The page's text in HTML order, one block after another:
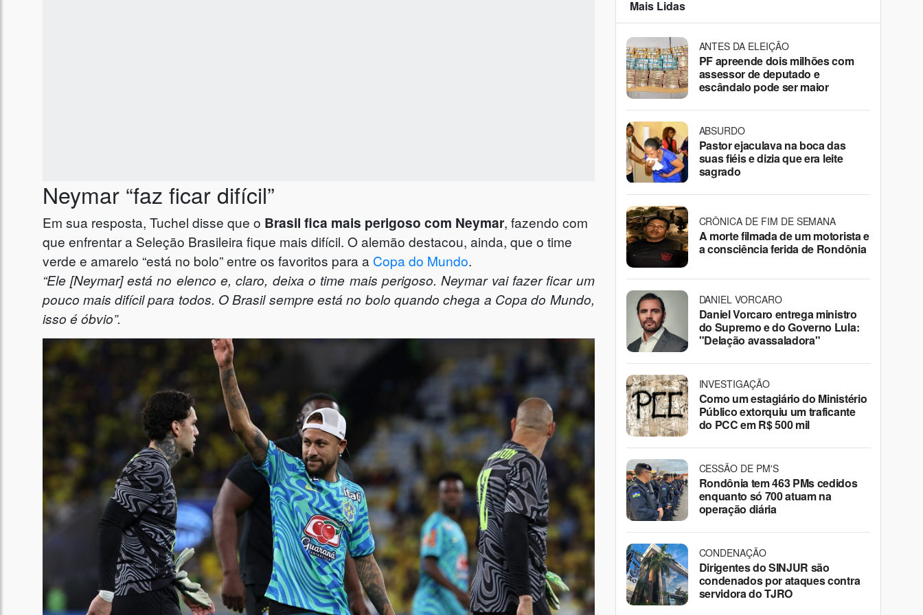
Neymar “faz ficar difícil”
Em sua resposta, Tuchel disse que o Brasil fica mais perigoso com Neymar, fazendo com
que enfrentar a Seleção Brasileira fique mais difícil. O alemão destacou, ainda, que o time
verde e amarelo “está no bolo” entre os favoritos para a Copa do Mundo.
“Ele [Neymar] está no elenco e, claro, deixa o time mais perigoso. Neymar vai fazer ficar um
pouco mais difícil para todos. O Brasil sempre está no bolo quando chega a Copa do Mundo,
isso é óbvio”.
Mais Lidas
ANTES DA ELEIÇÃO
PF apreende dois milhões com
assessor de deputado e
escândalo pode ser maior
ABSURDO
Pastor ejaculava na boca das
suas fiéis e dizia que era leite
sagrado
CRÔNICA DE FIM DE SEMANA
A morte filmada de um motorista e
a consciência ferida de Rondônia
DANIEL VORCARO
Daniel Vorcaro entrega ministro
do Supremo e do Governo Lula:
"Delação avassaladora"
INVESTIGAÇÃO
Como um estagiário do Ministério
Público extorquiu um traficante
do PCC em R$ 500 mil
CESSÃO DE PM'S
Rondônia tem 463 PMs cedidos
enquanto só 700 atuam na
operação diária
CONDENAÇÃO
Dirigentes do SINJUR são
condenados por ataques contra
servidora do TJRO